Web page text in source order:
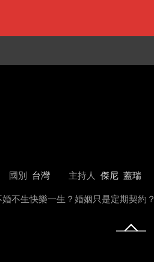
國別 台灣 主持人 傑尼 蓋瑞
不生快樂一生？婚姻只是定期契約？